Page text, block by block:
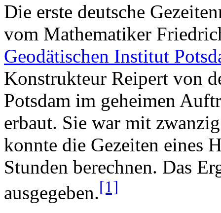
Die erste deutsche
vom Mathematiker
Geodätischen Institut
Konstrukteur Reipert von
Potsdam im geheimen
erbaut. Sie war mit
konnte die Gezeiten eines
Stunden berechnen. Das
ausgegeben.[1]